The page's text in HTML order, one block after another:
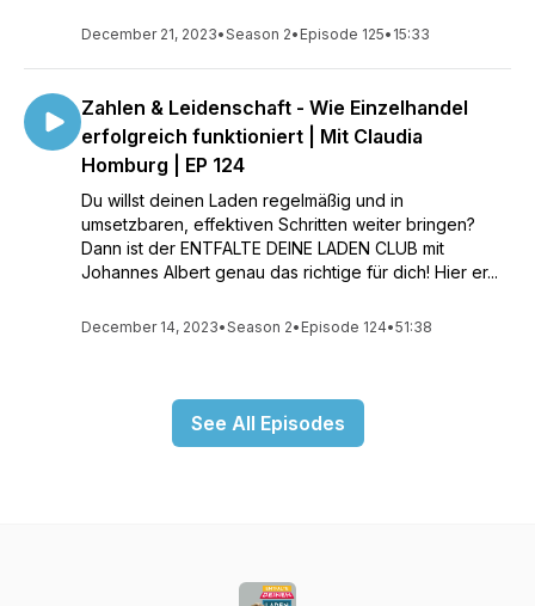
December 21, 2023•Season 2• Episode 125• 15:33
Zahlen & Leidenschaft - Wie Einzelhandel
erfolgreich funktioniert | Mit Claudia
Homburg | EP 124
Du willst deinen Laden regelmäßig und in
umsetzbaren, effektiven Schritten weiter bringen?
Dann ist der ENTFALTE DEINE LADEN CLUB mit
Johannes Albert genau das richtige für dich! Hier er...
December 14, 2023•Season 2• Episode 124•51:38
See All Episodes